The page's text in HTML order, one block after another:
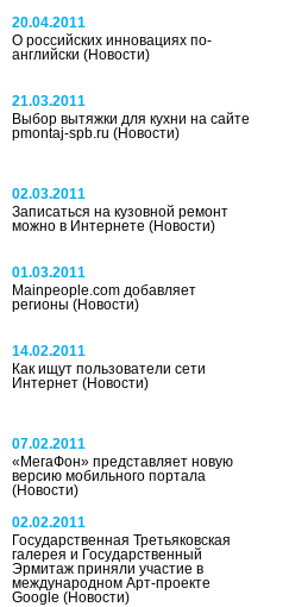
20.04.2011
О российских инновациях по-
английски(Новости)
21.03.2011
Выбор вытяжки для кухни на сайте
pmontaj-spb.ru(Новости)
02.03.2011
Записаться на кузовной ремонт
можно в Интернете(Новости)
01.03.2011
Mainpeople.com добавляет
регионы(Новости)
14.02.2011
Как ищут пользователи сети
Интернет(Новости)
07.02.2011
«МегаФон» представляет новую
версию мобильного портала
(Новости)
02.02.2011
Государственная Третьяковская
галерея и Государственный
Эрмитаж приняли участие в
международном Арт-проекте
Google(Новости)